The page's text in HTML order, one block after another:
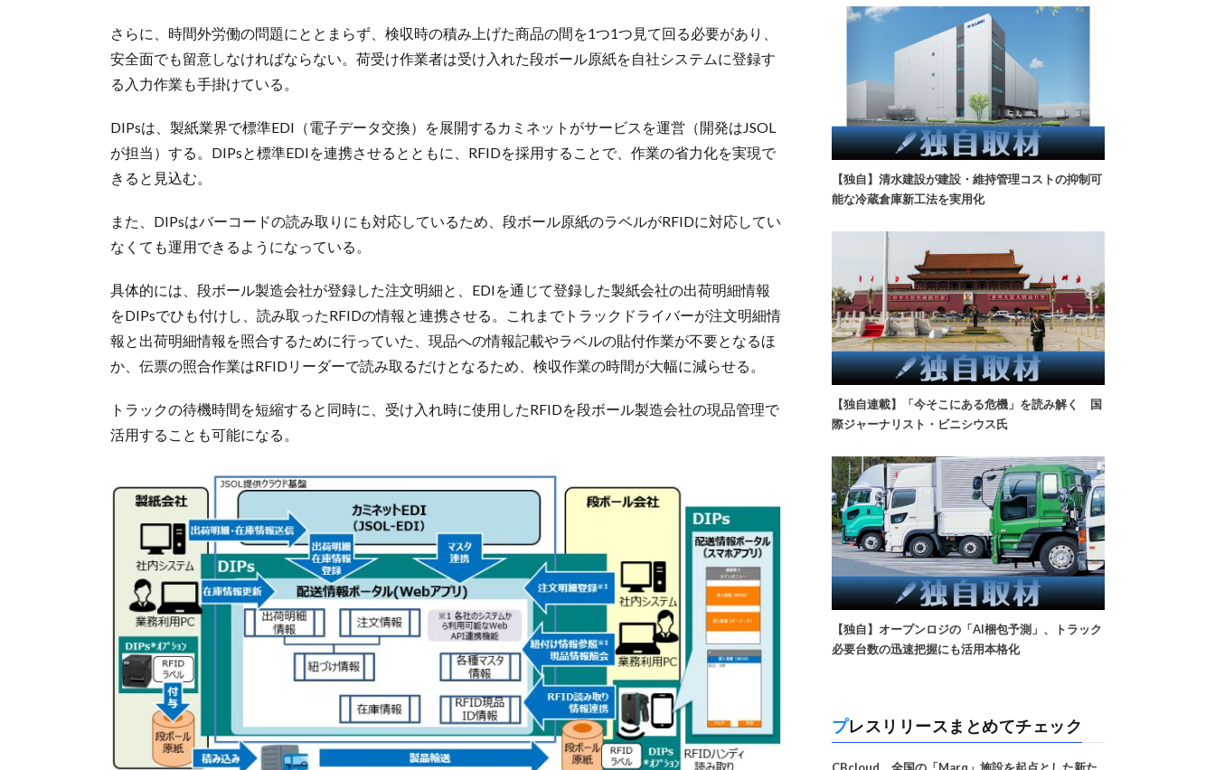
さらに、時間外労働の問題にととまらず、検収時の積み上げた商品の間を1つ1つ見て回る必要があり、
安全面でも留意しなければならない。荷受け作業者は受け入れた段ボール原紙を自社システムに登録す
る入力作業も手掛けている。
DIPsは、製紙業界で標準EDI（電子データ交換）を展開するカミネットがサービスを運営（開発はJSOL
が担当）する。DIPsと標準EDIを連携させるとともに、RFIDを採用することで、作業の省力化を実現で
きると見込む。
また、DIPsはバーコードの読み取りにも対応しているため、段ボール原紙のラベルがRFIDに対応してい
なくても運用できるようになっている。
具体的には、段ボール製造会社が登録した注文明細と、EDIを通じて登録した製紙会社の出荷明細情報
をDIPsでひも付けし、読み取ったRFIDの情報と連携させる。これまでトラックドライバーが注文明細情
報と出荷明細情報を照合するために行っていた、現品への情報記載やラベルの貼付作業が不要となるほ
か、伝票の照合作業はRFIDリーダーで読み取るだけとなるため、検収作業の時間が大幅に減らせる。
トラックの待機時間を短縮すると同時に、受け入れ時に使用したRFIDを段ボール製造会社の現品管理で
活用することも可能になる。
【独自】清水建設が建設・維持管理コストの抑制可
能な冷蔵倉庫新工法を実用化
【独自連載】「今そこにある危機」を読み解く 国
際ジャーナリスト・ビニシウス氏
【独自】オープンロジの「AI梱包予測」、トラック
必要台数の迅速把握にも活用本格化
プレスリリースまとめてチェック
CBcloud、全国の「Marq」施設を起点とした新た